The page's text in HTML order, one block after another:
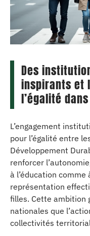
Des
inspirants et
l’égalité
L’engagement
pour l’égalité entre
Développement
renforcer
à l’éducation
représentation
filles. Cette ambition
nationales que
collectivités